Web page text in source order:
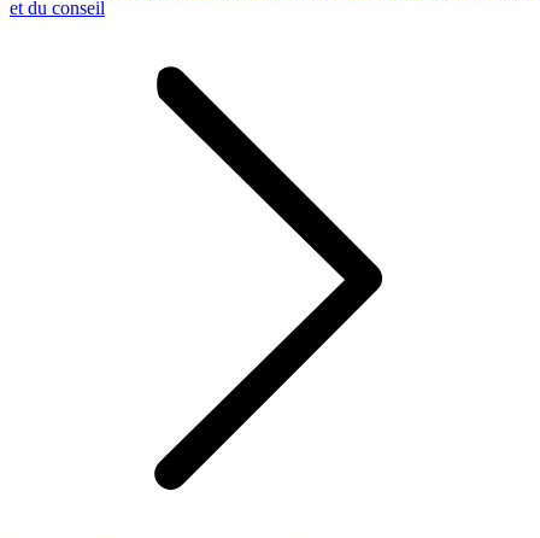
et du conseil